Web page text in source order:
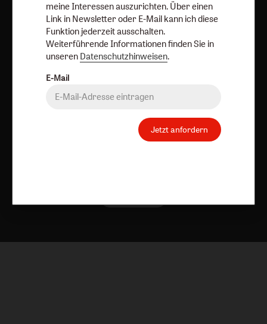
AGB und Widerrufsbelehrung
Datenschutz
Barrierefreiheit
Impressum
Vertrag widerrufen Abo online kündigen
meine Interessen auszurichten. Über einen
Link in Newsletter oder E-Mail kann ich diese
Funktion jederzeit ausschalten.
Weiterführende Informationen finden Sie in
unseren Datenschutzhinweisen.
E-Mail
Jetzt anfordern